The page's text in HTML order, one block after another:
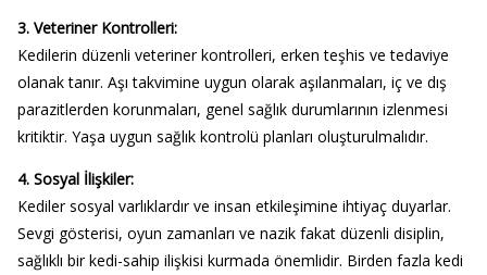
3. Veteriner Kontrolleri:
Kedilerin düzenli veteriner kontrolleri, erken teşhis ve tedaviye
olanak tanır. Aşı takvimine uygun olarak aşılanmaları, iç ve dış
parazitlerden korunmaları, genel sağlık durumlarının izlenmesi
kritiktir. Yaşa uygun sağlık kontrolü planları oluşturulmalıdır.
4. Sosyal İlişkiler:
Kediler sosyal varlıklardır ve insan etkileşimine ihtiyaç duyarlar.
Sevgi gösterisi, oyun zamanları ve nazik fakat düzenli disiplin,
sağlıklı bir kedi-sahip ilişkisi kurmada önemlidir. Birden fazla kedi